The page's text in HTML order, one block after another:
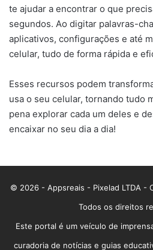
te ajudar a encontrar o que
segundos. Ao digitar palavras-
aplicativos, configurações e até
celular, tudo de forma rápida e
Esses recursos podem
usa o seu celular, tornando tudo
pena explorar cada um deles e
encaixar no seu dia a dia!
© 2026 - Appsreais - Pixelad LTDA -
Todos os direitos
Este portal é um veículo de
curadoria de notícias e guias